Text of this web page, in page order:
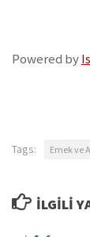
Powered by
Tags: Emek ve
İLGILI